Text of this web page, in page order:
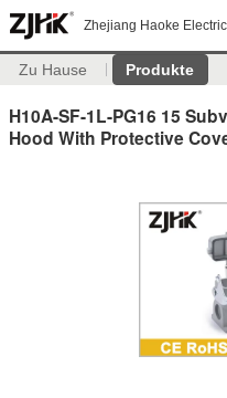
Zhejiang Haoke
Zu Hause Produkte
H10A-SF-1L-PG16 15
Hood With Protective